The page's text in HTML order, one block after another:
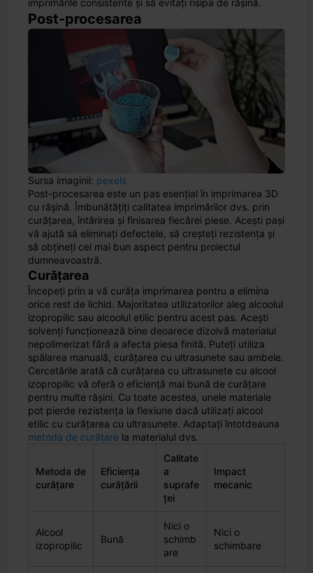
imprimările consistente și să evitați risipa de rășină.
Post-procesarea
Sursa imaginii: pexels
Post-procesarea este un pas esențial în imprimarea 3D
cu rășină. Îmbunătățiți calitatea imprimărilor dvs. prin
curățarea, întărirea și finisarea fiecărei piese. Acești pași
vă ajută să eliminați defectele, să creșteți rezistența și
să obțineți cel mai bun aspect pentru proiectul
dumneavoastră.
Curățarea
Începeți prin a vă curăța imprimarea pentru a elimina
orice rest de lichid. Majoritatea utilizatorilor aleg alcoolul
izopropilic sau alcoolul etilic pentru acest pas. Acești
solvenți funcționează bine deoarece dizolvă materialul
nepolimerizat fără a afecta piesa finită. Puteți utiliza
spălarea manuală, curățarea cu ultrasunete sau ambele.
Cercetările arată că curățarea cu ultrasunete cu alcool
izopropilic vă oferă o eficiență mai bună de curățare
pentru multe rășini. Cu toate acestea, unele materiale
pot pierde rezistența la flexiune dacă utilizați alcool
etilic cu curățarea cu ultrasunete. Adaptați întotdeauna
metoda de curățare la materialul dvs.
Metoda de
curățare
Eficiența
curățării
Calitate
a
suprafe
ței
Impact
mecanic
Alcool
izopropilic
Bună
Nici o
schimb
are
Nici o
schimbare